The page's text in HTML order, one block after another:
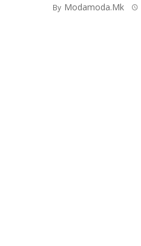
By Modamoda.mk